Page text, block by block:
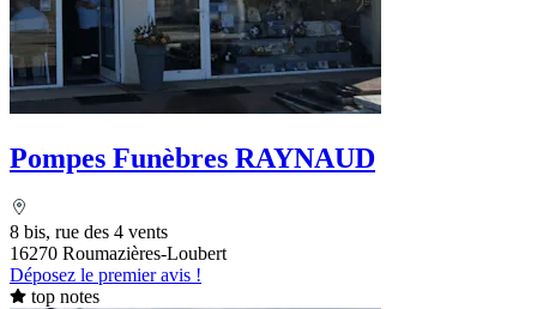
Pompes Funèbres RAYNAUD
8 bis, rue des 4 vents
16270 Roumazières-Loubert
Déposez le premier avis !
top notes